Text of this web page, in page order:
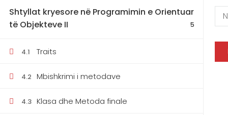
Shtyllat kryesore në Programimin e Orientuar
të Objekteve II
5
4.1 Traits
4.2 Mbishkrimi i metodave
4.3 Klasa dhe Metoda finale